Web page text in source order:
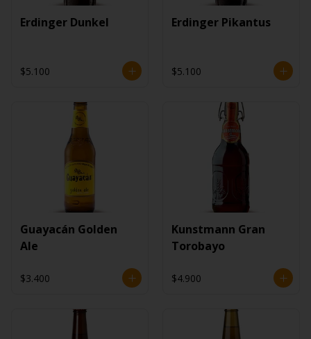
Erdinger Dunkel
$5.100
Erdinger Pikantus
$5.100
Guayacán Golden
Ale
$3.400
Kunstmann Gran
Torobayo
$4.900